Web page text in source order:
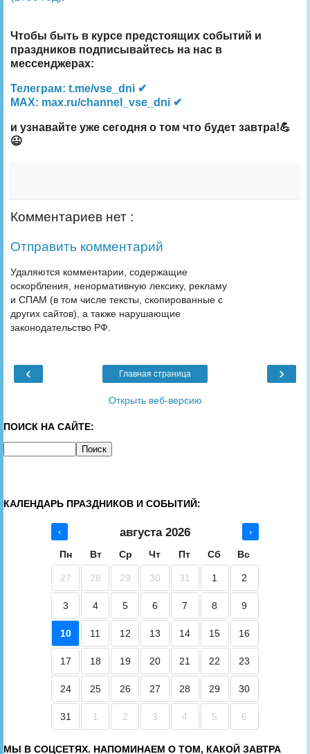
Чтобы быть в курсе предстоящих событий и
праздников подписывайтесь на нас в
мессенджерах:
Телеграм: t.me/vse_dni ✔
MAX: max.ru/channel_vse_dni ✔
и узнавайте уже сегодня о том что будет завтра!💪
😉
Комментариев нет :
Отправить комментарий
Удаляются комментарии, содержащие
оскорбления, ненормативную лексику, рекламу
и СПАМ (в том числе тексты, скопированные с
других сайтов), а также нарушающие
законодательство РФ.
‹ ›
Главная страница
Открыть веб-версию
ПОИСК НА САЙТЕ:
КАЛЕНДАРЬ ПРАЗДНИКОВ И СОБЫТИЙ:
‹ августа 2026 ›
Пн Вт Ср Чт Пт Сб Вс
27 28 29 30 31 1 2
3 4 5 6 7 8 9
10 11 12 13 14 15 16
17 18 19 20 21 22 23
24 25 26 27 28 29 30
31 1 2 3 4 5 6
МЫ В СОЦСЕТЯХ. НАПОМИНАЕМ О ТОМ, КАКОЙ ЗАВТРА